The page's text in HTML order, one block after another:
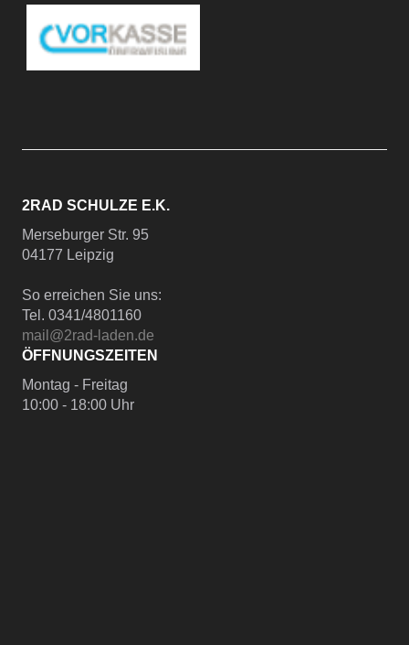
2RAD SCHULZE E.K.
Merseburger Str. 95
04177 Leipzig
So erreichen Sie uns:
Tel. 0341/4801160
mail@2rad-laden.de
ÖFFNUNGSZEITEN
Montag - Freitag
10:00 - 18:00 Uhr